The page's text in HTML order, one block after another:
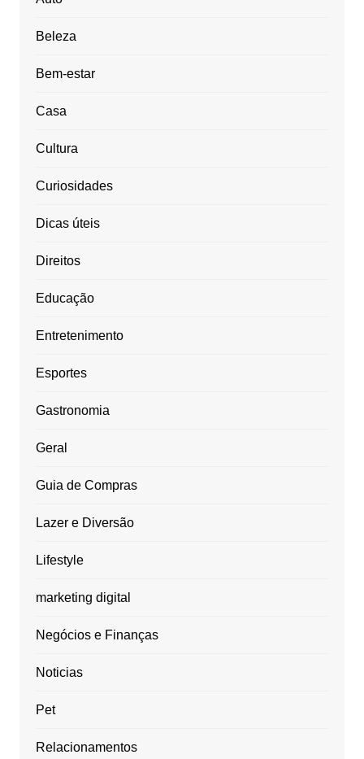
Beleza
Bem-estar
Casa
Cultura
Curiosidades
Dicas úteis
Direitos
Educação
Entretenimento
Esportes
Gastronomia
Geral
Guia de Compras
Lazer e Diversão
Lifestyle
marketing digital
Negócios e Finanças
Noticias
Pet
Relacionamentos